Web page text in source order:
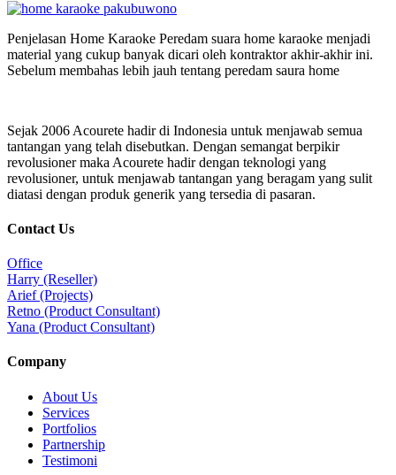
Penjelasan Home Karaoke Peredam suara home karaoke menjadi
material yang cukup banyak dicari oleh kontraktor akhir-akhir ini.
Sebelum membahas lebih jauh tentang peredam saura home
Sejak 2006 Acourete hadir di Indonesia untuk menjawab semua
tantangan yang telah disebutkan. Dengan semangat berpikir
revolusioner maka Acourete hadir dengan teknologi yang
revolusioner, untuk menjawab tantangan yang beragam yang sulit
diatasi dengan produk generik yang tersedia di pasaran.
Contact Us
Office
Harry (Reseller)
Arief (Projects)
Retno (Product Consultant)
Yana (Product Consultant)
Company
About Us
Services
Portfolios
Partnership
Testimoni